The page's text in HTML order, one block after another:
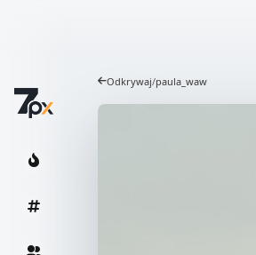
Odkrywaj/paula_waw